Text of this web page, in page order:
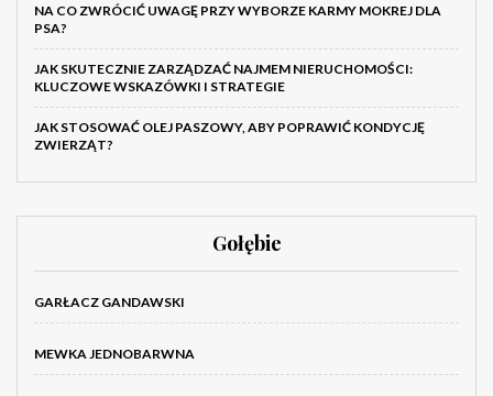
NA CO ZWRÓCIĆ UWAGĘ PRZY WYBORZE KARMY MOKREJ DLA
PSA?
JAK SKUTECZNIE ZARZĄDZAĆ NAJMEM NIERUCHOMOŚCI:
KLUCZOWE WSKAZÓWKI I STRATEGIE
JAK STOSOWAĆ OLEJ PASZOWY, ABY POPRAWIĆ KONDYCJĘ
ZWIERZĄT?
Gołębie
GARŁACZ GANDAWSKI
MEWKA JEDNOBARWNA